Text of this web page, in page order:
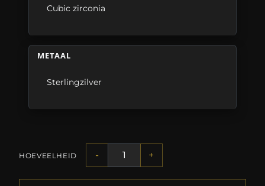
Cubic zirconia
METAAL
Sterlingzilver
HOEVEELHEID - +